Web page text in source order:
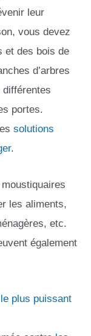
leur
vous devez
et des bois de
d’arbres
portes.
solutions
.
les aliments,
etc.
également
plus puissant